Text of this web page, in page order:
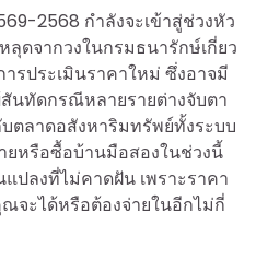
2568 กำลังจะเข้าสู่ช่วงหัว
ดจากวงในกรมธนารักษ์เกี่ยว
รประเมินราคาใหม่ ซึ่งอาจมี
นทัดกรณีหลายรายต่างจับตา
ตลาดอสังหาริมทรัพย์ทั้งระบบ
ยหรือซื้อบ้านมือสองในช่วงนี้
ปลงที่ไม่คาดฝัน เพราะราคา
จะได้หรือต้องจ่ายในอีกไม่กี่